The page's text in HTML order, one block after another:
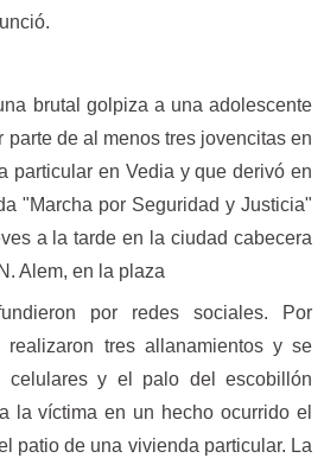
brutal golpiza a una adolescente
parte de al menos tres jovencitas en
particular en Vedia y que derivó en
"Marcha por Seguridad y Justicia"
a la tarde en la ciudad cabecera
Alem, en la plaza
por redes sociales. Por
tres allanamientos y se
celulares y el palo del escobillón
la víctima en un hecho ocurrido el
patio de una vivienda particular. La